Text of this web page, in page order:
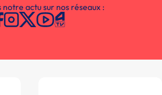
notre actu sur nos réseaux :